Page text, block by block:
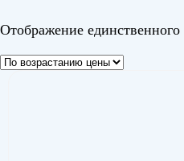
Отображение единственного